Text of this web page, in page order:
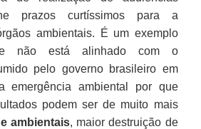
prazos curtíssimos para a
ambientais. É um exemplo
não está alinhado com o
pelo governo brasileiro em
emergência ambiental por que
podem ser de muito mais
ambientais, maior destruição de